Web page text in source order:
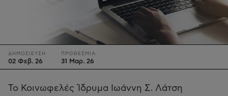
ΔΗΜΟΣΙΕΥΣΗ
02 Φεβ. 26
ΠΡΟΘΕΣΜΙΑ
31 Μαρ. 26
Το Κοινωφελές Ίδρυμα Ιωάννη Σ. Λάτση